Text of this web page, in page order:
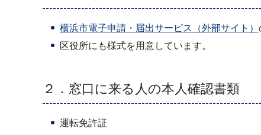
横浜市電子申請・届出サービス（外部サイト）
区役所にも様式を用意しています。
２．窓口に来る人の本人確認書類
運転免許証